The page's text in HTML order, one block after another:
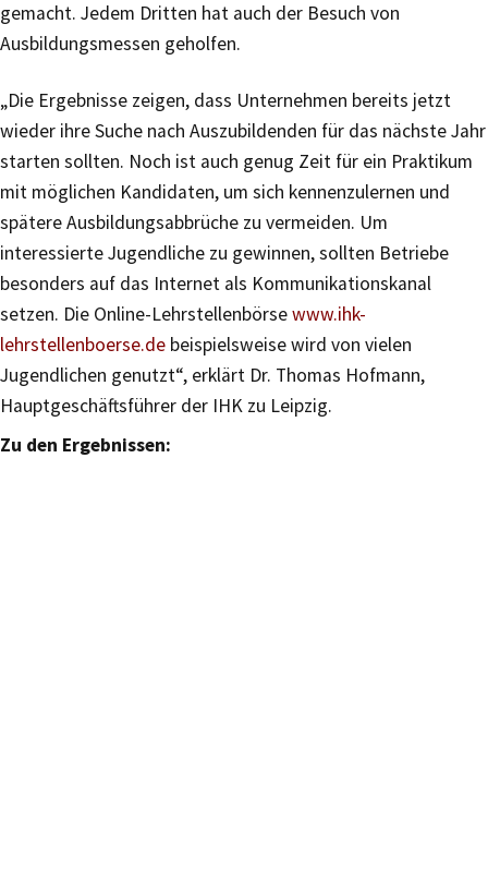
gemacht. Jedem Dritten hat auch der Besuch von
Ausbildungsmessen geholfen.
„Die Ergebnisse zeigen, dass Unternehmen bereits jetzt
wieder ihre Suche nach Auszubildenden für das nächste Jahr
starten sollten. Noch ist auch genug Zeit für ein Praktikum
mit möglichen Kandidaten, um sich kennenzulernen und
spätere Ausbildungsabbrüche zu vermeiden. Um
interessierte Jugendliche zu gewinnen, sollten Betriebe
besonders auf das Internet als Kommunikationskanal
setzen. Die Online-Lehrstellenbörsewww.ihk-
lehrstellenboerse.de beispielsweise wird von vielen
Jugendlichen genutzt“, erklärt Dr. Thomas Hofmann,
Hauptgeschäftsführer der IHK zu Leipzig.
Zu den Ergebnissen: